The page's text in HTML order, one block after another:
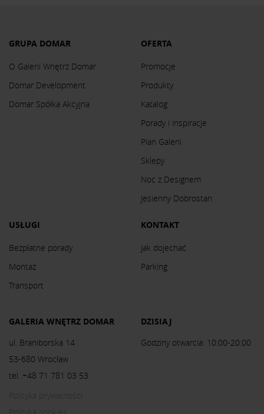
GRUPA DOMAR
O Galerii Wnętrz Domar
Domar Development
Domar Spółka Akcyjna
OFERTA
Promocje
Produkty
Katalog
Porady i inspiracje
Plan Galerii
Sklepy
Noc z Designem
Jesienny Dobrostan
USŁUGI
Bezpłatne porady
Montaż
Transport
KONTAKT
Jak dojechać
Parking
GALERIA WNĘTRZ DOMAR
ul. Braniborska 14
53-680 Wrocław
tel. +48 71 781 03 53
DZISIAJ
Godziny otwarcia: 10:00-20:00